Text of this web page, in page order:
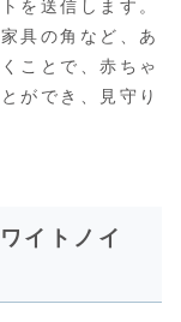
を送信します。
具の角など、あ
ことで、赤ちゃ
ができ、見守り
イトノイ